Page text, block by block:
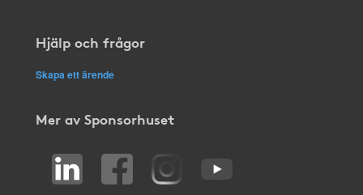
Hjälp och frågor
Skapa ett ärende
Mer av Sponsorhuset